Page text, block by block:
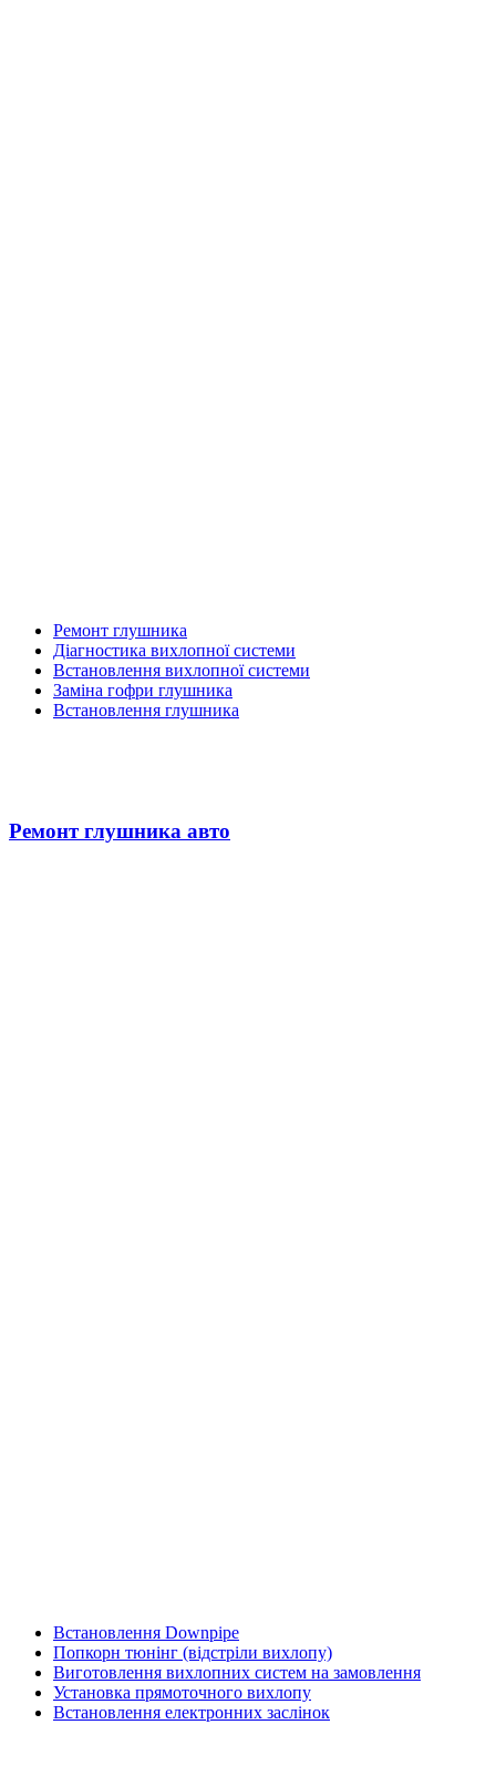
Ремонт глушника
Діагностика вихлопної системи
Встановлення вихлопної системи
Заміна гофри глушника
Встановлення глушника
Ремонт глушника авто
Встановлення Downpipe
Попкорн тюнінг (відстріли вихлопу)
Виготовлення вихлопних систем на замовлення
Установка прямоточного вихлопу
Встановлення електронних заслінок